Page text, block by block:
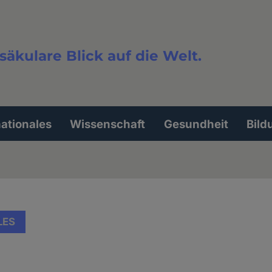
Blick auf die Welt.
Wissenschaft Gesundheit